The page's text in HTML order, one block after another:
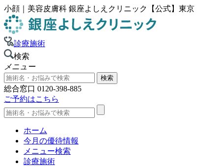
小顔｜美容皮膚科 銀座よしえクリニック【公式】東京
診療施術
検索
メニュー
総合窓口 0120-398-885
ご予約はこちら
ホーム
今月の優待情報
メニュー検索
診療施術